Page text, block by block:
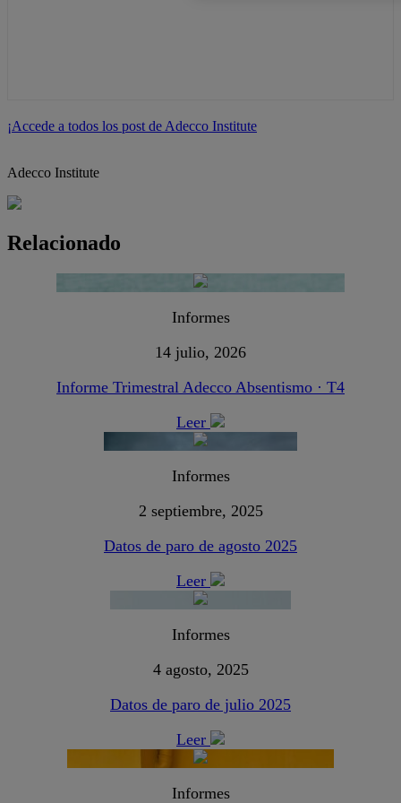
¡Accede a todos los post de Adecco Institute
Adecco Institute
Relacionado
Informes
14 julio, 2026
Informe Trimestral Adecco Absentismo · T4
Leer
Informes
2 septiembre, 2025
Datos de paro de agosto 2025
Leer
Informes
4 agosto, 2025
Datos de paro de julio 2025
Leer
Informes